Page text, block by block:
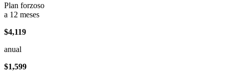
Plan forzoso
a 12 meses
$4,119
anual
$1,599